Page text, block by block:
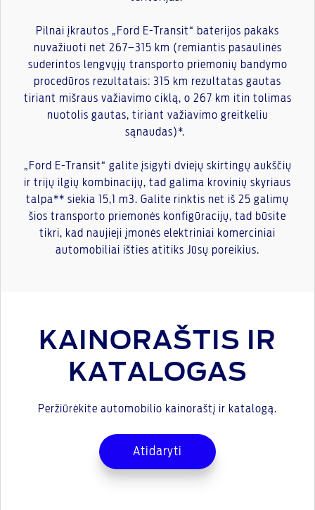
Pilnai įkrautos „Ford E-Transit“ baterijos pakaks
nuvažiuoti net 267–315 km (remiantis pasaulinės
suderintos lengvųjų transporto priemonių bandymo
procedūros rezultatais: 315 km rezultatas gautas
tiriant mišraus važiavimo ciklą, o 267 km itin tolimas
nuotolis gautas, tiriant važiavimo greitkeliu
sąnaudas)*.
„Ford E-Transit“ galite įsigyti dviejų skirtingų aukščių
ir trijų ilgių kombinacijų, tad galima krovinių skyriaus
talpa** siekia 15,1 m3. Galite rinktis net iš 25 galimų
šios transporto priemonės konfigūracijų, tad būsite
tikri, kad naujieji įmonės elektriniai komerciniai
automobiliai išties atitiks Jūsų poreikius.
KAINORAŠTIS IR
KATALOGAS
Peržiūrėkite automobilio kainoraštį ir katalogą.
Atidaryti